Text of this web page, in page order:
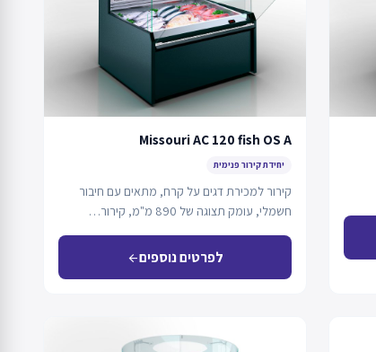
Missouri AC 120 fish OS A
יחידת קירור פנימית
קירור למכירת דגים על קרח, מתאים עם חיבור
חשמלי, עומק תצוגה של 890 מ"מ, קירור…
לפרטים נוספיםarrow_back